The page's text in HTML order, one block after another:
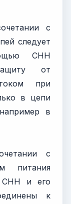
с
следует
СНН
от
при
в цепи
в
с
питания
СНН и его
к